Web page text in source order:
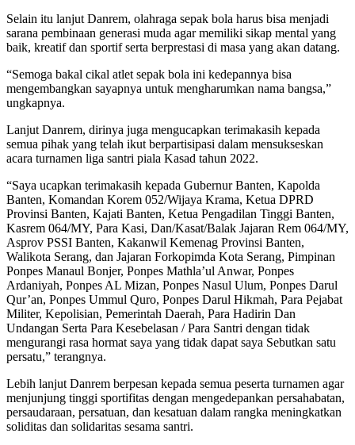
Selain itu lanjut Danrem, olahraga sepak bola harus bisa menjadi
sarana pembinaan generasi muda agar memiliki sikap mental yang
baik, kreatif dan sportif serta berprestasi di masa yang akan datang.
“Semoga bakal cikal atlet sepak bola ini kedepannya bisa
mengembangkan sayapnya untuk mengharumkan nama bangsa,”
ungkapnya.
Lanjut Danrem, dirinya juga mengucapkan terimakasih kepada
semua pihak yang telah ikut berpartisipasi dalam mensukseskan
acara turnamen liga santri piala Kasad tahun 2022.
“Saya ucapkan terimakasih kepada Gubernur Banten, Kapolda
Banten, Komandan Korem 052/Wijaya Krama, Ketua DPRD
Provinsi Banten, Kajati Banten, Ketua Pengadilan Tinggi Banten,
Kasrem 064/MY, Para Kasi, Dan/Kasat/Balak Jajaran Rem 064/MY,
Asprov PSSI Banten, Kakanwil Kemenag Provinsi Banten,
Walikota Serang, dan Jajaran Forkopimda Kota Serang, Pimpinan
Ponpes Manaul Bonjer, Ponpes Mathla’ul Anwar, Ponpes
Ardaniyah, Ponpes AL Mizan, Ponpes Nasul Ulum, Ponpes Darul
Qur’an, Ponpes Ummul Quro, Ponpes Darul Hikmah, Para Pejabat
Militer, Kepolisian, Pemerintah Daerah, Para Hadirin Dan
Undangan Serta Para Kesebelasan / Para Santri dengan tidak
mengurangi rasa hormat saya yang tidak dapat saya Sebutkan satu
persatu,” terangnya.
Lebih lanjut Danrem berpesan kepada semua peserta turnamen agar
menjunjung tinggi sportifitas dengan mengedepankan persahabatan,
persaudaraan, persatuan, dan kesatuan dalam rangka meningkatkan
soliditas dan solidaritas sesama santri.